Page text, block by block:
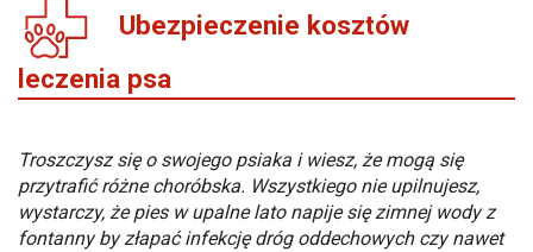
Ubezpieczenie kosztów
leczenia psa
Troszczysz się o swojego psiaka i wiesz, że mogą się
przytrafić różne choróbska. Wszystkiego nie upilnujesz,
wystarczy, że pies w upalne lato napije się zimnej wody z
fontanny by złapać infekcję dróg oddechowych czy nawet